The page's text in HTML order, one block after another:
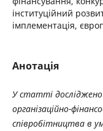
інституційний
імплементація,
Анотація
У статті
організаційно-
співробітництва в